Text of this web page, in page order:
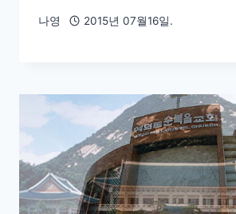
나영 2015년 07월16일.